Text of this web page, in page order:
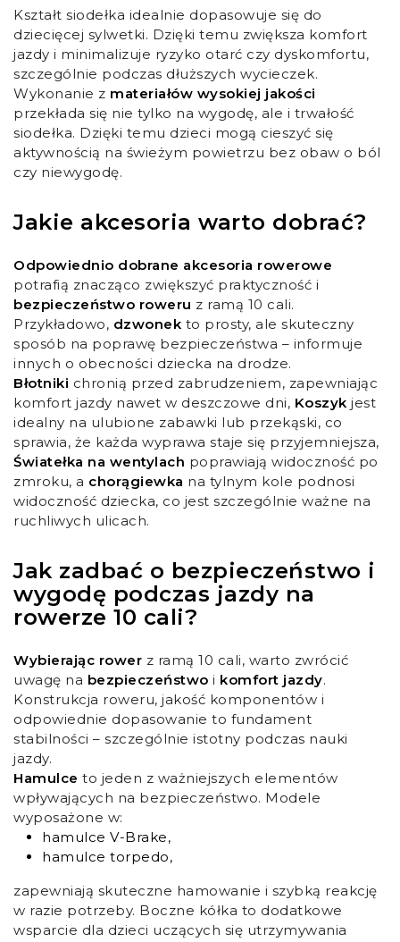
Kształt siodełka idealnie dopasowuje się do
dziecięcej sylwetki. Dzięki temu zwiększa komfort
jazdy i minimalizuje ryzyko otarć czy dyskomfortu,
szczególnie podczas dłuższych wycieczek.
Wykonanie z materiałów wysokiej jakości
przekłada się nie tylko na wygodę, ale i trwałość
siodełka. Dzięki temu dzieci mogą cieszyć się
aktywnością na świeżym powietrzu bez obaw o ból
czy niewygodę.
Jakie akcesoria warto dobrać?
Odpowiednio dobrane akcesoria rowerowe
potrafią znacząco zwiększyć praktyczność i
bezpieczeństwo roweru z ramą 10 cali.
Przykładowo, dzwonek to prosty, ale skuteczny
sposób na poprawę bezpieczeństwa – informuje
innych o obecności dziecka na drodze.
Błotniki chronią przed zabrudzeniem, zapewniając
komfort jazdy nawet w deszczowe dni, Koszyk jest
idealny na ulubione zabawki lub przekąski, co
sprawia, że każda wyprawa staje się przyjemniejsza,
Światełka na wentylach poprawiają widoczność po
zmroku, a chorągiewka na tylnym kole podnosi
widoczność dziecka, co jest szczególnie ważne na
ruchliwych ulicach.
Jak zadbać o bezpieczeństwo i
wygodę podczas jazdy na
rowerze 10 cali?
Wybierając rower z ramą 10 cali, warto zwrócić
uwagę na bezpieczeństwo i komfort jazdy.
Konstrukcja roweru, jakość komponentów i
odpowiednie dopasowanie to fundament
stabilności – szczególnie istotny podczas nauki
jazdy.
Hamulce to jeden z ważniejszych elementów
wpływających na bezpieczeństwo. Modele
wyposażone w:
hamulce V-Brake,
hamulce torpedo,
zapewniają skuteczne hamowanie i szybką reakcję
w razie potrzeby. Boczne kółka to dodatkowe
wsparcie dla dzieci uczących się utrzymywania